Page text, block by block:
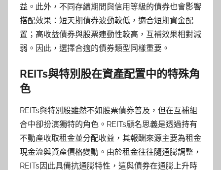
益。此外，不同存續期間與信用等級的債券也會影響
搭配效果：短天期債券波動較低，適合短期資金配
置；高收益債券與股票連動性較高，互補效果相對減
弱。因此，選擇合適的債券類型同樣重要。
REITs與特別股在資產配置中的特殊角
色
REITs與特別股雖然不如股票債券普及，但在互補組
合中卻扮演獨特的角色。REITs顧名思義是透過持有
不動產收取租金並分配收益，其報酬來源主要為租金
現金流與資產價格變動。由於租金往往隨通膨調整，
REITs因此具備抗通膨特性，這與債券在通膨上升時